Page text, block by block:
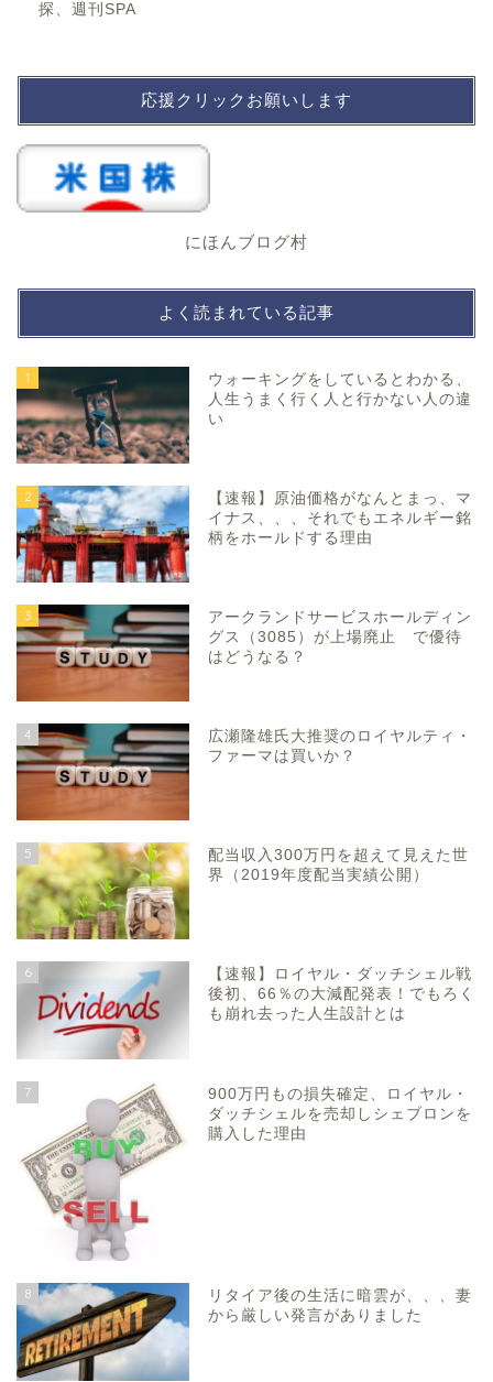
探、週刊SPA
応援クリックお願いします
にほんブログ村
よく読まれている記事
1
ウォーキングをしているとわかる、
人生うまく行く人と行かない人の違
い
2
【速報】原油価格がなんとまっ、マ
イナス、、、それでもエネルギー銘
柄をホールドする理由
3
アークランドサービスホールディン
グス（3085）が上場廃止 で優待
はどうなる？
4
広瀬隆雄氏大推奨のロイヤルティ・
ファーマは買いか？
5
配当収入300万円を超えて見えた世
界（2019年度配当実績公開）
6
【速報】ロイヤル・ダッチシェル戦
後初、66％の大減配発表！でもろく
も崩れ去った人生設計とは
7
900万円もの損失確定、ロイヤル・
ダッチシェルを売却しシェブロンを
購入した理由
8
リタイア後の生活に暗雲が、、、妻
から厳しい発言がありました